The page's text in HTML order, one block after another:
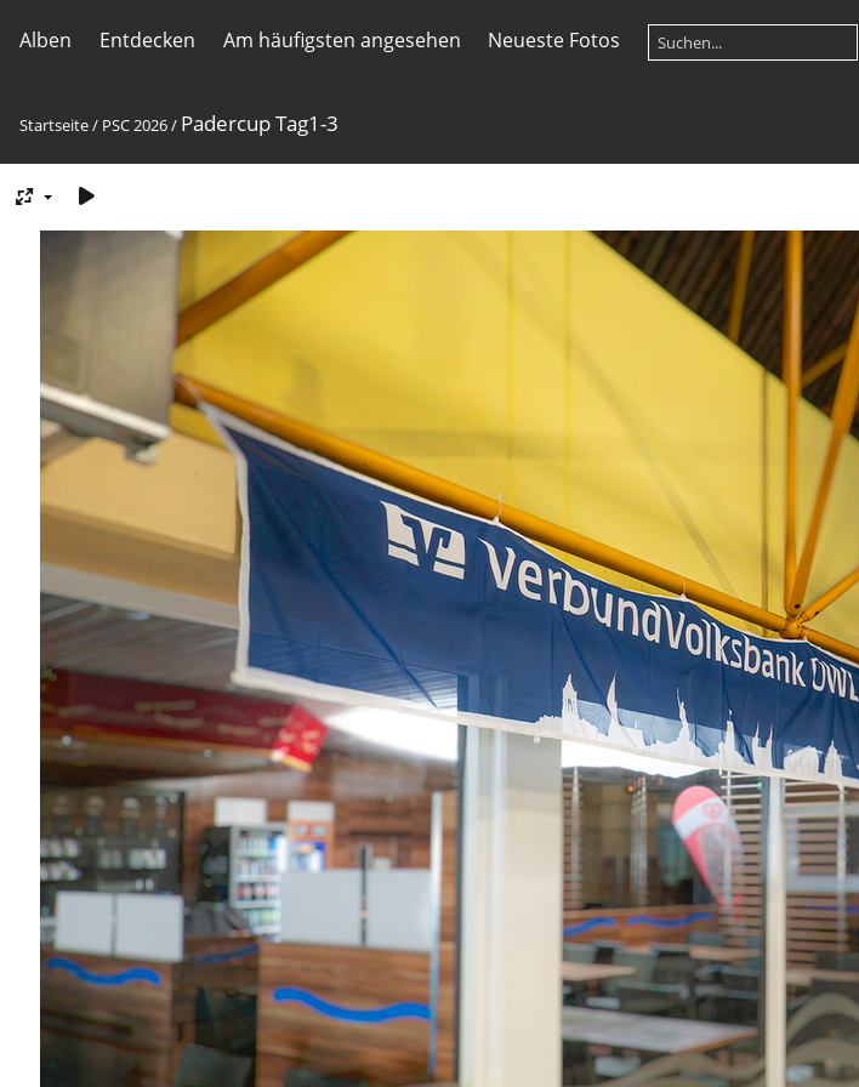
Alben Entdecken Am häufigsten angesehen Neueste Fotos
Startseite/ PSC 2026/ Padercup Tag1-3